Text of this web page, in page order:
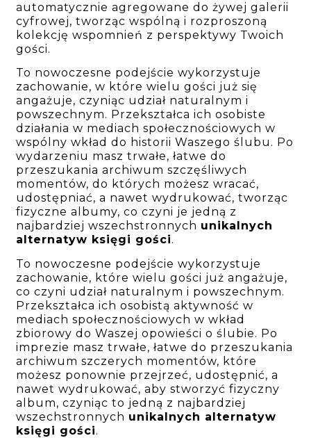
automatycznie agregowane do żywej galerii
cyfrowej, tworząc wspólną i rozproszoną
kolekcję wspomnień z perspektywy Twoich
gości.
To nowoczesne podejście wykorzystuje
zachowanie, w które wielu gości już się
angażuje, czyniąc udział naturalnym i
powszechnym. Przekształca ich osobiste
działania w mediach społecznościowych w
wspólny wkład do historii Waszego ślubu. Po
wydarzeniu masz trwałe, łatwe do
przeszukania archiwum szczęśliwych
momentów, do których możesz wracać,
udostępniać, a nawet wydrukować, tworząc
fizyczne albumy, co czyni je jedną z
najbardziej wszechstronnych unikalnych
alternatyw księgi gości.
To nowoczesne podejście wykorzystuje
zachowanie, które wielu gości już angażuje,
co czyni udział naturalnym i powszechnym.
Przekształca ich osobistą aktywność w
mediach społecznościowych w wkład
zbiorowy do Waszej opowieści o ślubie. Po
imprezie masz trwałe, łatwe do przeszukania
archiwum szczerych momentów, które
możesz ponownie przejrzeć, udostępnić, a
nawet wydrukować, aby stworzyć fizyczny
album, czyniąc to jedną z najbardziej
wszechstronnych unikalnych alternatyw
księgi gości.